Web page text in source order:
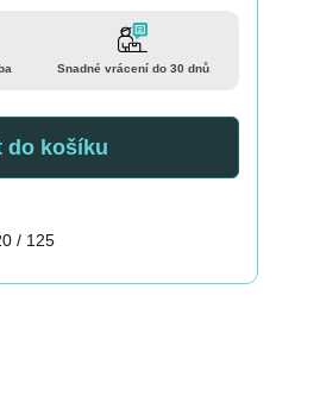
Snadné vrácení do 30 dnů
do košíku
/ 125